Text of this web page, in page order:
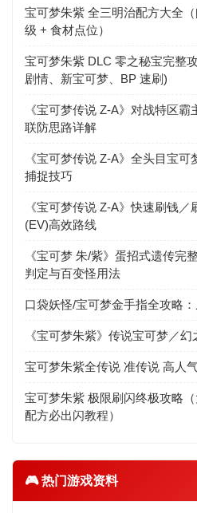
宝可梦朱紫 全三明治配方大全
级 + 食材点位）
宝可梦朱紫 DLC 零之秘宝完整
剧情、新宝可梦、BP 速刷)
《宝可梦传说 Z-A》对战特区
联防思路详解
《宝可梦传说 Z-A》全头目宝
捕捉技巧
《宝可梦传说 Z-A》快速刷钱
(EV)高效路线
《宝可梦 朱/紫》蛋招式遗传
判定与百变怪用法
口袋妖怪/宝可梦金手指全攻略
《宝可梦朱紫》传说宝可梦／
宝可梦朱紫全传说 准传说 高人
宝可梦朱紫 极限刷闪终极攻略
配方必出闪教程）
🎮 热门游戏资料